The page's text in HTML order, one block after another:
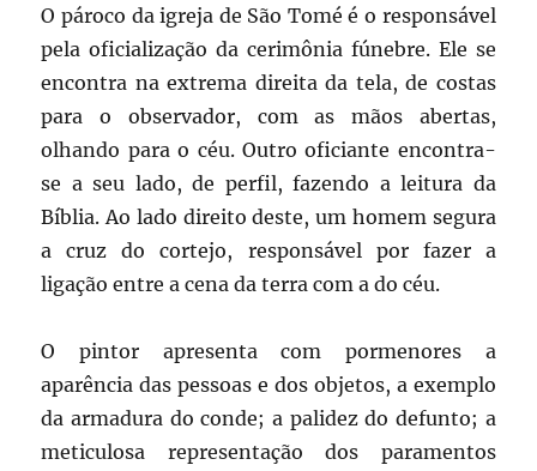
O pároco da igreja de São Tomé é o responsável
pela oficialização da cerimônia fúnebre. Ele se
encontra na extrema direita da tela, de costas
para o observador, com as mãos abertas,
olhando para o céu. Outro oficiante encontra-
se a seu lado, de perfil, fazendo a leitura da
Bíblia. Ao lado direito deste, um homem segura
a cruz do cortejo, responsável por fazer a
ligação entre a cena da terra com a do céu.
O pintor apresenta com pormenores a
aparência das pessoas e dos objetos, a exemplo
da armadura do conde; a palidez do defunto; a
meticulosa representação dos paramentos